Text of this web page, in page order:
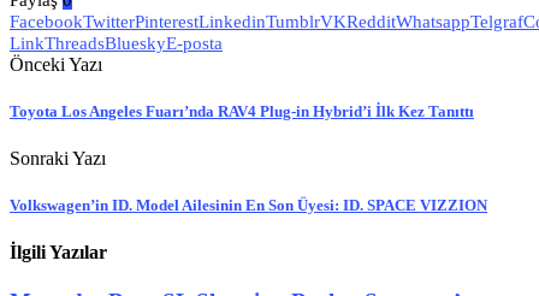
FacebookTwitterPinterestLinkedinTumblrVKRedditWhatsappTelgraf
LinkThreadsBlueskyE-posta
Önceki Yazı
Toyota Los Angeles Fuarı’nda RAV4 Plug-in Hybrid’i İlk Kez Tanıttı
Sonraki Yazı
Volkswagen’in ID. Model Ailesinin En Son Üyesi: ID. SPACE VIZZION
İlgili Yazılar